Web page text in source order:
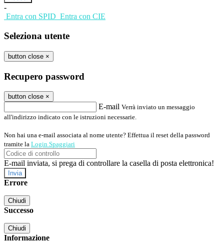
-
Entra con SPID Entra con CIE
Seleziona utente
button close ×
Recupero password
button close ×
E-mail Verrà inviato un messaggio
all'indirizzo indicato con le istruzioni necessarie.
Non hai una e-mail associata al nome utente? Effettua il reset della password
tramite la Login Spaggiari
E-mail inviata, si prega di controllare la casella di posta elettronica!
Errore
Chiudi
Successo
Chiudi
Informazione